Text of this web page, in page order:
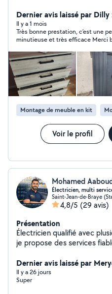
Dernier avis laissé par
Il y a 1 mois
Très bonne prestation, c’est une
minutieuse et très efficace Merci beaucoup pour le montage
Montage de meuble en kit
Voir le profil
Mohamed
Électricien, multi
4,8/5 (29 avis)
Présentation
Électricien qualifié avec
je propose des services
rénovation et le dépannage,
pour garantir votre sécurité
de vos équipements Je fais
Dernier avis laissé par
Il y a 26 jours
Super